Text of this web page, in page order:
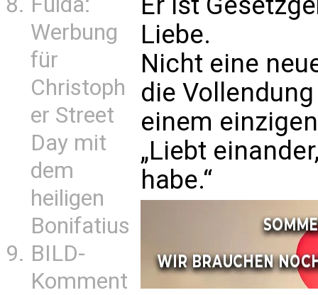
Werbung
für
Christoph
er Street
Day mit
dem
heiligen
Bonifatius
BILD-
Komment
Liebe.
Nicht eine
die
einem
„Liebt
habe.“